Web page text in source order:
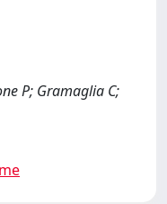
P; Gramaglia C;